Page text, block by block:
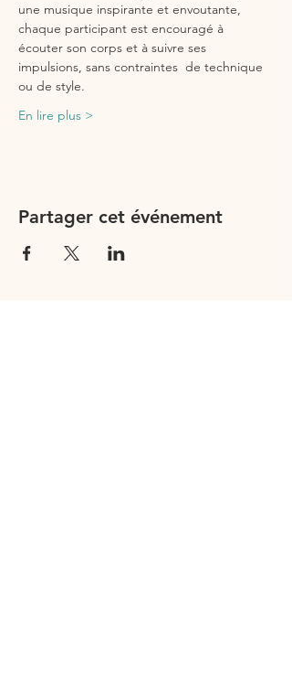
une musique inspirante et envoutante,
chaque participant est encouragé à
écouter son corps et à suivre ses
impulsions, sans contraintes  de technique
ou de style.
En lire plus >
Partager cet événement